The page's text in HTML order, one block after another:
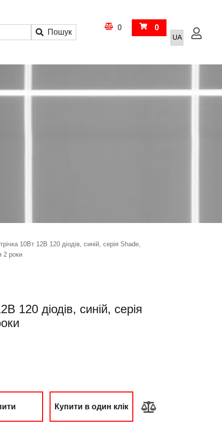
Пошук
Порівняння
0 Кошик
0
Увійти
10Вт 12В 120 діодів, синій, серія Shade,
2 роки
120 діодів, синій, серія
Купити в один клік